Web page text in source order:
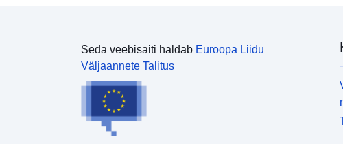
Seda veebisaiti haldab Euroopa Liidu
Väljaannete Talitus